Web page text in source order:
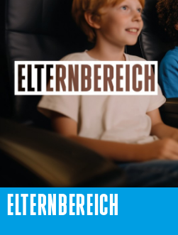
ELTERNBEREICH